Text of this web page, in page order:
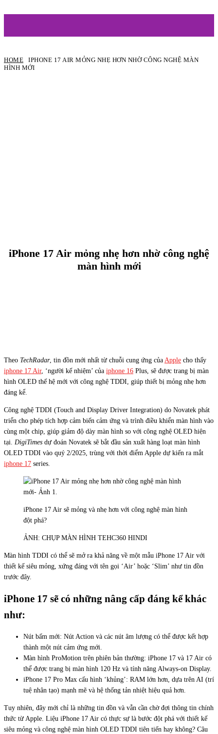
HOME
IPHONE 17 AIR MỎNG NHẸ HƠN NHỜ CÔNG NGHỆ MÀN
HÌNH MỚI
iPhone 17 Air mỏng nhẹ hơn nhờ công nghệ
màn hình mới
Theo TechRadar, tin đồn mới nhất từ chuỗi cung ứng của Apple cho thấy
iphone 17 Air, ‘người kế nhiệm’ của iphone 16 Plus, sẽ được trang bị màn
hình OLED thế hệ mới với công nghệ TDDI, giúp thiết bị mỏng nhẹ hơn
đáng kể.
Công nghệ TDDI (Touch and Display Driver Integration) do Novatek phát
triển cho phép tích hợp cảm biến cảm ứng và trình điều khiển màn hình vào
cùng một chip, giúp giảm độ dày màn hình so với công nghệ OLED hiện
tại. DigiTimes dự đoán Novatek sẽ bắt đầu sản xuất hàng loạt màn hình
OLED TDDI vào quý 2/2025, trùng với thời điểm Apple dự kiến ra mắt
iphone 17 series.
iPhone 17 Air sẽ mỏng và nhẹ hơn với công nghệ màn hình
đột phá?
ẢNH: CHỤP MÀN HÌNH TEHC360 HINDI
Màn hình TDDI có thể sẽ mở ra khả năng về một mẫu iPhone 17 Air với
thiết kế siêu mỏng, xứng đáng với tên gọi ‘Air’ hoặc ‘Slim’ như tin đồn
trước đây.
iPhone 17 sẽ có những nâng cấp đáng kể khác
như:
Nút bấm mới: Nút Action và các nút âm lượng có thể được kết hợp
thành một nút cảm ứng mới.
Màn hình ProMotion trên phiên bản thường: iPhone 17 và 17 Air có
thể được trang bị màn hình 120 Hz và tính năng Always-on Display.
iPhone 17 Pro Max cấu hình ‘khủng’: RAM lớn hơn, dựa trên AI (trí
tuệ nhân tạo) mạnh mẽ và hệ thống tản nhiệt hiệu quả hơn.
Tuy nhiên, đây mới chỉ là những tin đồn và vẫn cần chờ đợi thông tin chính
thức từ Apple. Liệu iPhone 17 Air có thực sự là bước đột phá với thiết kế
siêu mỏng và công nghệ màn hình OLED TDDI tiên tiến hay không? Câu